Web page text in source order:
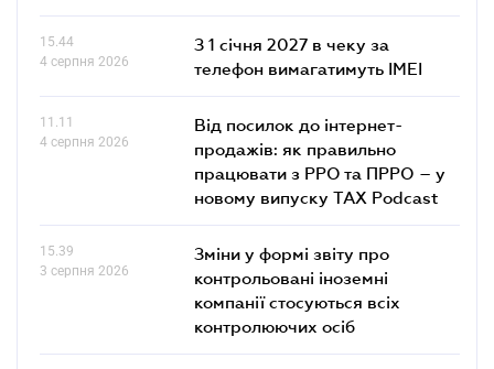
15.44
4 серпня 2026
З 1 січня 2027 в чеку за
телефон вимагатимуть IMEI
11.11
4 серпня 2026
Від посилок до інтернет-
продажів: як правильно
працювати з РРО та ПРРО – у
новому випуску TAX Podcast
15.39
3 серпня 2026
Зміни у формі звіту про
контрольовані іноземні
компанії стосуються всіх
контролюючих осіб